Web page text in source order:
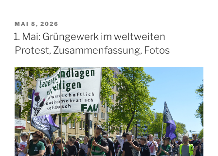
ausländischer
Saisonarbeitskräfte“
VERÖFFENTLICHT
AM
MAI 8, 2026
1. Mai: Grüngewerk im weltweiten
Protest, Zusammenfassung, Fotos